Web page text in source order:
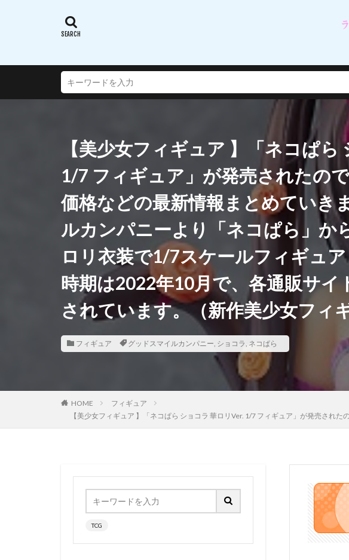
超次元ゲイムネプテューヌ
超絶最か
通常攻撃が全体攻撃で二回攻撃のお母さん
連盟空軍航空魔法音楽隊ルミナスウィッチー
遠野秋葉
酒呑童子 重兵装型女
銀鏡イオリ
錦木千束 鎮海
閃乱カグラ SHINOVI MASTER ～東京妖魔編
阿波連さんははかれない
阿波連れいな
陸八魔アル
陽夏木ミカン 雛苺
雪音クリス
雪風 雷電芽衣
青春ブタ野郎はバニーガール先輩の夢を見な
風霊使いウィン/
香月芽郁
駿河 骸骨騎士様、只
鬼滅の刃
魂魄妖夢 魔太郎
魔法少女まどかマギカ
鴉羽 鷺
黒髪メイド
龍造寺朱音 １／
【美少女フィギュア 】「ネコぱら
1/7 フィギュア」が発売されたの
価格などの最新情報まとめていき
ルカンパニーより「ネコぱら」か
ロリ衣装で1/7スケールフィギュ
時期は2022年10月で、各通販サイ
されています。（新作美少女フィ
フィギュア グッドスマイルカンパニー, ショコラ, ネコぱら
HOME
フィギュア
【美少女フィギュア 】「ネコぱら ショコラ 華ロリVer. 1/7 フィギュア」が発売さ
TCG